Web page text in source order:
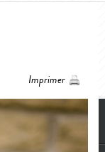
Imprimer